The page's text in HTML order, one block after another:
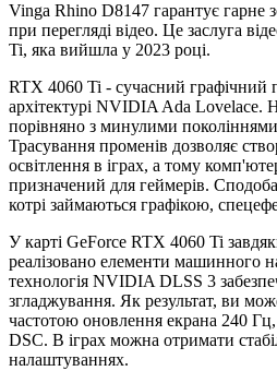
Vinga Rhino D8147 гарантує гарне
при перегляді відео. Це заслуга
Ti, яка вийшла у 2023 році.
RTX 4060 Ti - сучасний графічний
архітектурі NVIDIA Ada Lovelace.
порівняно з минулими
Трасування променів дозволяє
освітлення в іграх, а тому
призначений для геймерів.
котрі займаються графікою,
У карті GeForce RTX 4060 Ti
реалізовано елементи машинного
технологія NVIDIA DLSS 3
згладжування. Як результат, ви
частотою оновлення екрана 240
DSC. В іграх можна отримати
налаштуваннях.